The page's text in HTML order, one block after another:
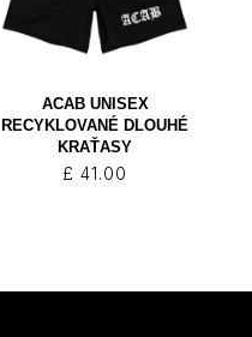
ACAB UNISEX
RECYKLOVANÉ DLOUHÉ
KRAŤASY
£ 41.00